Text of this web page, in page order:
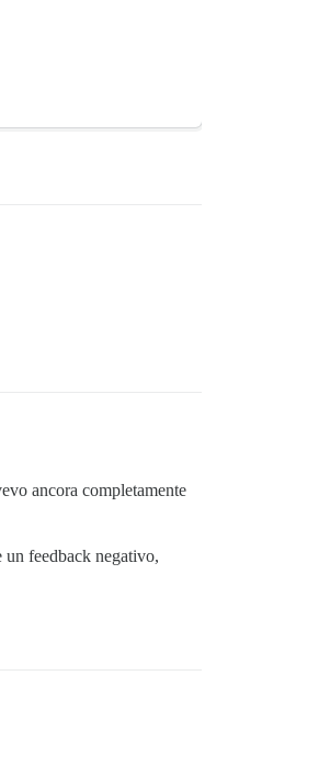
ancora completamente
un feedback negativo,